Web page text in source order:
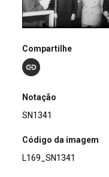
Compartilhe
Notação
SN1341
Código da imagem
L169_SN1341